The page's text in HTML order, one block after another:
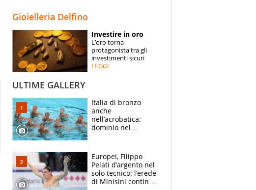
ESPERTI
CONTATTI
Gioielleria Delfino
Investire in oro
L’oro torna
protagonista tra gli
investimenti sicuri
LEGGI
ULTIME GALLERY
Italia di bronzo
anche
nell’acrobatica:
dominio nel
e compagni
continuare
Europei, Filippo
Pelati d’argento nel
solo tecnico: l’erede
di Minisini continua